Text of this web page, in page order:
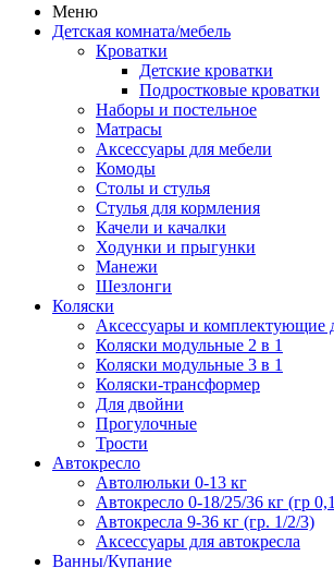
Меню
Детская комната/мебель
Кроватки
Детские кроватки
Подростковые кроватки
Наборы и постельное
Матрасы
Аксессуары для мебели
Комоды
Столы и стулья
Стулья для кормления
Качели и качалки
Ходунки и прыгунки
Манежи
Шезлонги
Коляски
Аксессуары и комплектующие
Коляски модульные 2 в 1
Коляски модульные 3 в 1
Коляски-трансформер
Для двойни
Прогулочные
Трости
Автокресло
Автолюльки 0-13 кг
Автокресло 0-18/25/36 кг (гр
Автокресла 9-36 кг (гр. 1/2/3)
Аксессуары для автокресла
Ванны/Купание